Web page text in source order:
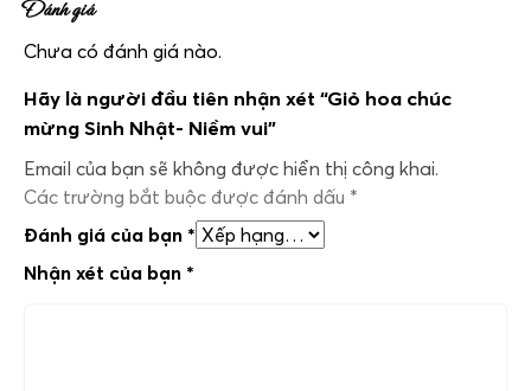
Đánh giá
Chưa có đánh giá nào.
Hãy là người đầu tiên nhận xét “Giỏ hoa chúc
mừng Sinh Nhật- Niềm vui”
Email của bạn sẽ không được hiển thị công khai.
Các trường bắt buộc được đánh dấu *
Đánh giá của bạn *
Nhận xét của bạn *